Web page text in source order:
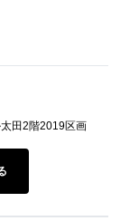
田2階2019区画